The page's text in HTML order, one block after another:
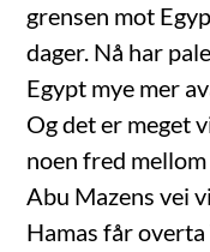
grensen mot
dager. Nå har
Egypt mye mer
Og det er meget
noen fred
Abu Mazens vei
Hamas får